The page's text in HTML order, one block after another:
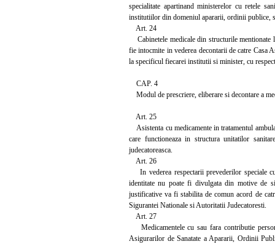
specialitate apartinand ministerelor cu retele
institutiilor din domeniul apararii, ordinii publice,
Art. 24
Cabinetele medicale din structurile mentionate
fie intocmite in vederea decontarii de catre Casa
la specificul fiecarei institutii si minister, cu
CAP. 4
Modul de prescriere, eliberare si decontare a
Art. 25
Asistenta cu medicamente in tratamentul
care functioneaza in structura unitatilor
judecatoreasca.
Art. 26
In vederea respectarii prevederilor speciale
identitate nu poate fi divulgata din motive de
justificative va fi stabilita de comun acord de
Sigurantei Nationale si Autoritatii Judecatoresti.
Art. 27
Medicamentele cu sau fara contributie
Asigurarilor de Sanatate a Apararii, Ordinii